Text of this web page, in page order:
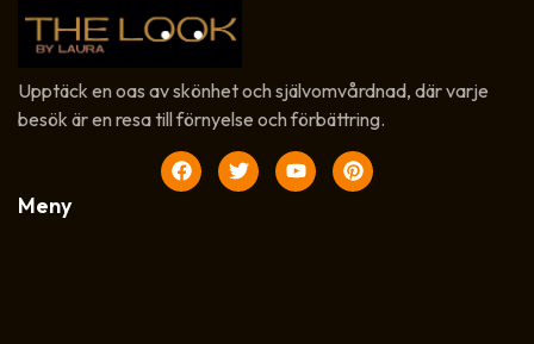
Upptäck en oas av skönhet och självomvårdnad, där varje
besök är en resa till förnyelse och förbättring.
Meny